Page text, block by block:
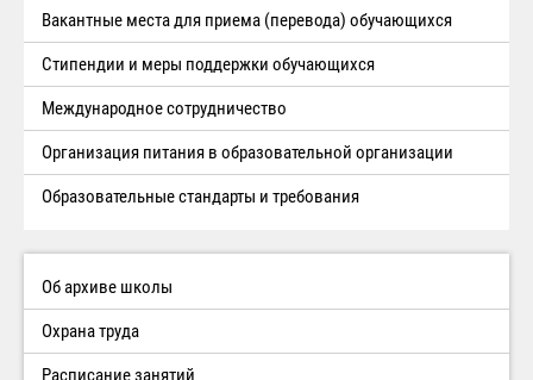
Вакантные места для приема (перевода) обучающихся
Стипендии и меры поддержки обучающихся
Международное сотрудничество
Организация питания в образовательной организации
Образовательные стандарты и требования
Об архиве школы
Охрана труда
Расписание занятий